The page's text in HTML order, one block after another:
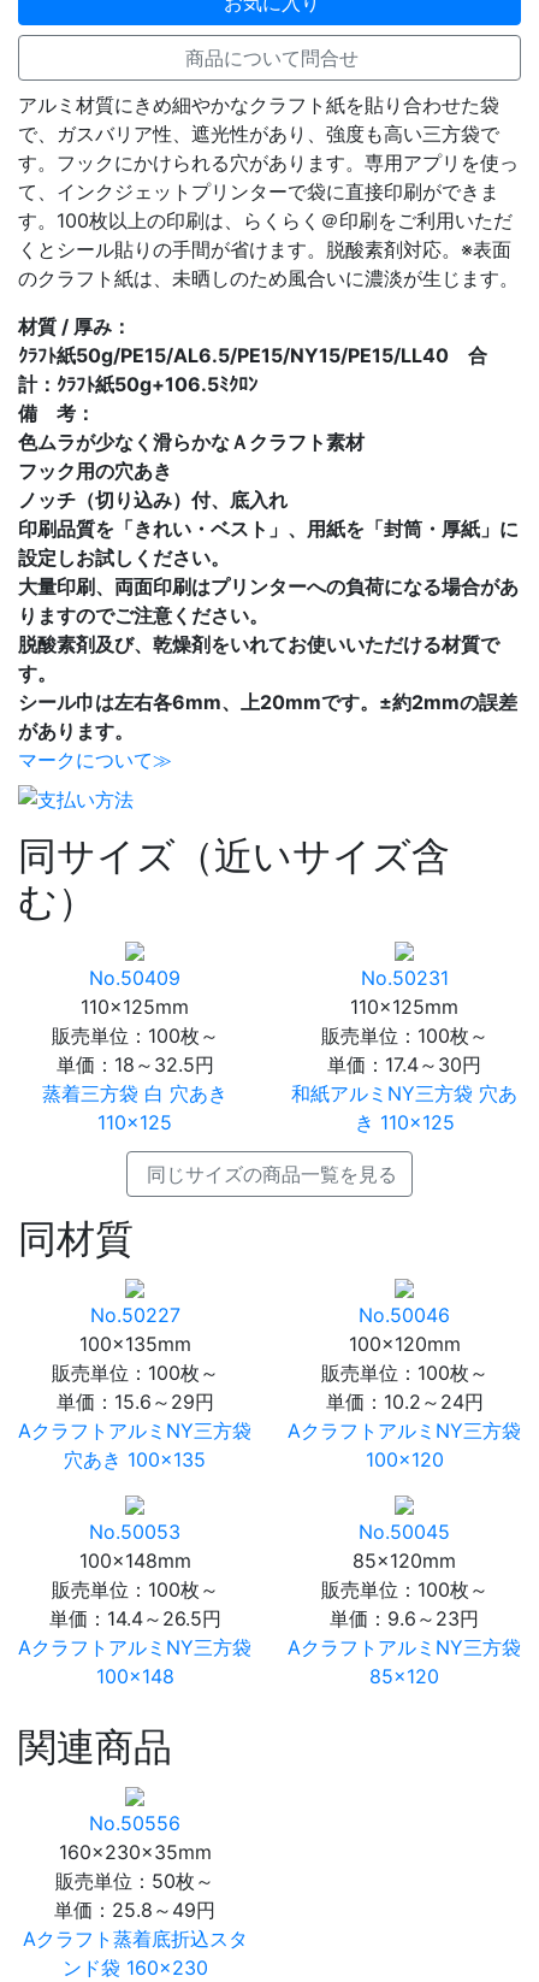
商品について問合せ
アルミ材質にきめ細やかなクラフト紙を貼り合わせた袋
で、ガスバリア性、遮光性があり、強度も高い三方袋で
す。フックにかけられる穴があります。専用アプリを使っ
て、インクジェットプリンターで袋に直接印刷ができま
す。100枚以上の印刷は、らくらく＠印刷をご利用いただ
くとシール貼りの手間が省けます。脱酸素剤対応。※表面
のクラフト紙は、未晒しのため風合いに濃淡が生じます。
材質 / 厚み：
ｸﾗﾌﾄ紙50g/PE15/AL6.5/PE15/NY15/PE15/LL40 合
計：ｸﾗﾌﾄ紙50g+106.5ﾐｸﾛﾝ
備 考：
色ムラが少なく滑らかなＡクラフト素材
フック用の穴あき
ノッチ（切り込み）付、底入れ
印刷品質を「きれい・ベスト」、用紙を「封筒・厚紙」に
設定しお試しください。
大量印刷、両面印刷はプリンターへの負荷になる場合があ
りますのでご注意ください。
脱酸素剤及び、乾燥剤をいれてお使いいただける材質で
す。
シール巾は左右各6mm、上20mmです。±約2mmの誤差
があります。
マークについて≫
同サイズ（近いサイズ含
む）
No.50409
110×125mm
販売単位：100枚～
単価： 18～32.5円
蒸着三方袋 白 穴あき
110×125
No.50231
110×125mm
販売単位：100枚～
単価： 17.4～30円
和紙アルミNY三方袋 穴あ
き 110×125
同じサイズの商品一覧を見る
同材質
No.50227
100×135mm
販売単位：100枚～
単価： 15.6～29円
AクラフトアルミNY三方袋
穴あき 100×135
No.50046
100×120mm
販売単位：100枚～
単価： 10.2～24円
AクラフトアルミNY三方袋
100×120
No.50053
100×148mm
販売単位：100枚～
単価： 14.4～26.5円
AクラフトアルミNY三方袋
100×148
No.50045
85×120mm
販売単位：100枚～
単価： 9.6～23円
AクラフトアルミNY三方袋
85×120
関連商品
No.50556
160×230×35mm
販売単位：50枚～
単価： 25.8～49円
Aクラフト蒸着底折込スタ
ンド袋 160×230